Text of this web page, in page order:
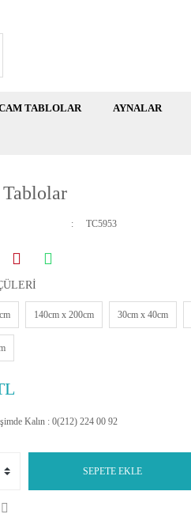
TABLOLAR AYNALAR
TC5953
140cm x 200cm 30cm x 40cm
Kalın : 0(212) 224 00 92
SEPETE EKLE